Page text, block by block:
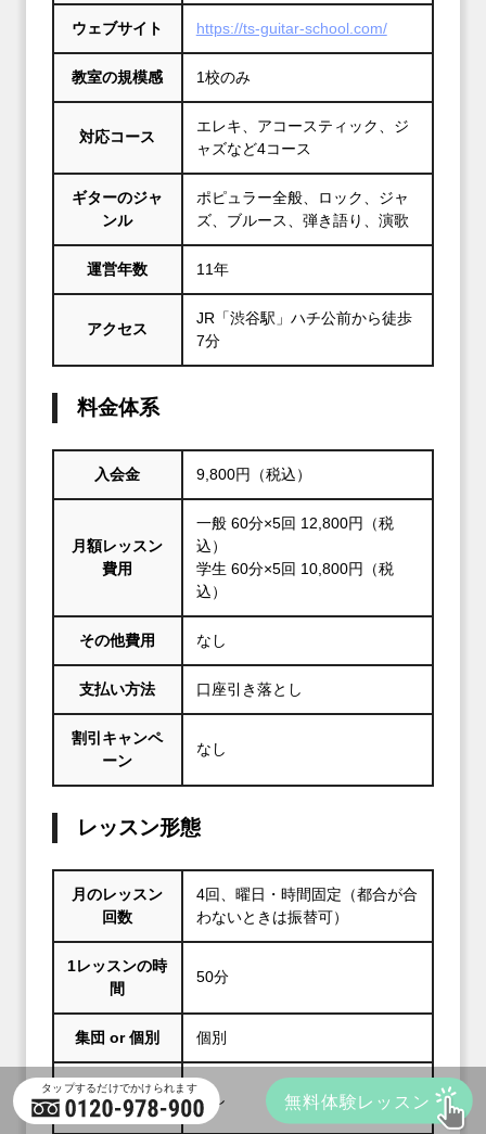
ウェブサイト https://ts-guitar-school.com/
教室の規模感 1校のみ
対応コース
エレキ、アコースティック、ジ
ャズなど4コース
ギターのジャ
ンル
ポピュラー全般、ロック、ジャ
ズ、ブルース、弾き語り、演歌
運営年数 11年
アクセス
JR「渋谷駅」ハチ公前から徒歩
7分
料金体系
入会金 9,800円（税込）
月額レッスン
費用
一般 60分×5回 12,800円（税
込）
学生 60分×5回 10,800円（税
込）
その他費用 なし
支払い方法 口座引き落とし
割引キャンペ
ーン
なし
レッスン形態
月のレッスン
回数
4回、曜日・時間固定（都合が合
わないときは振替可）
1レッスンの時
間
50分
集団 or 個別 個別
オンラインレ
ッスン
なし